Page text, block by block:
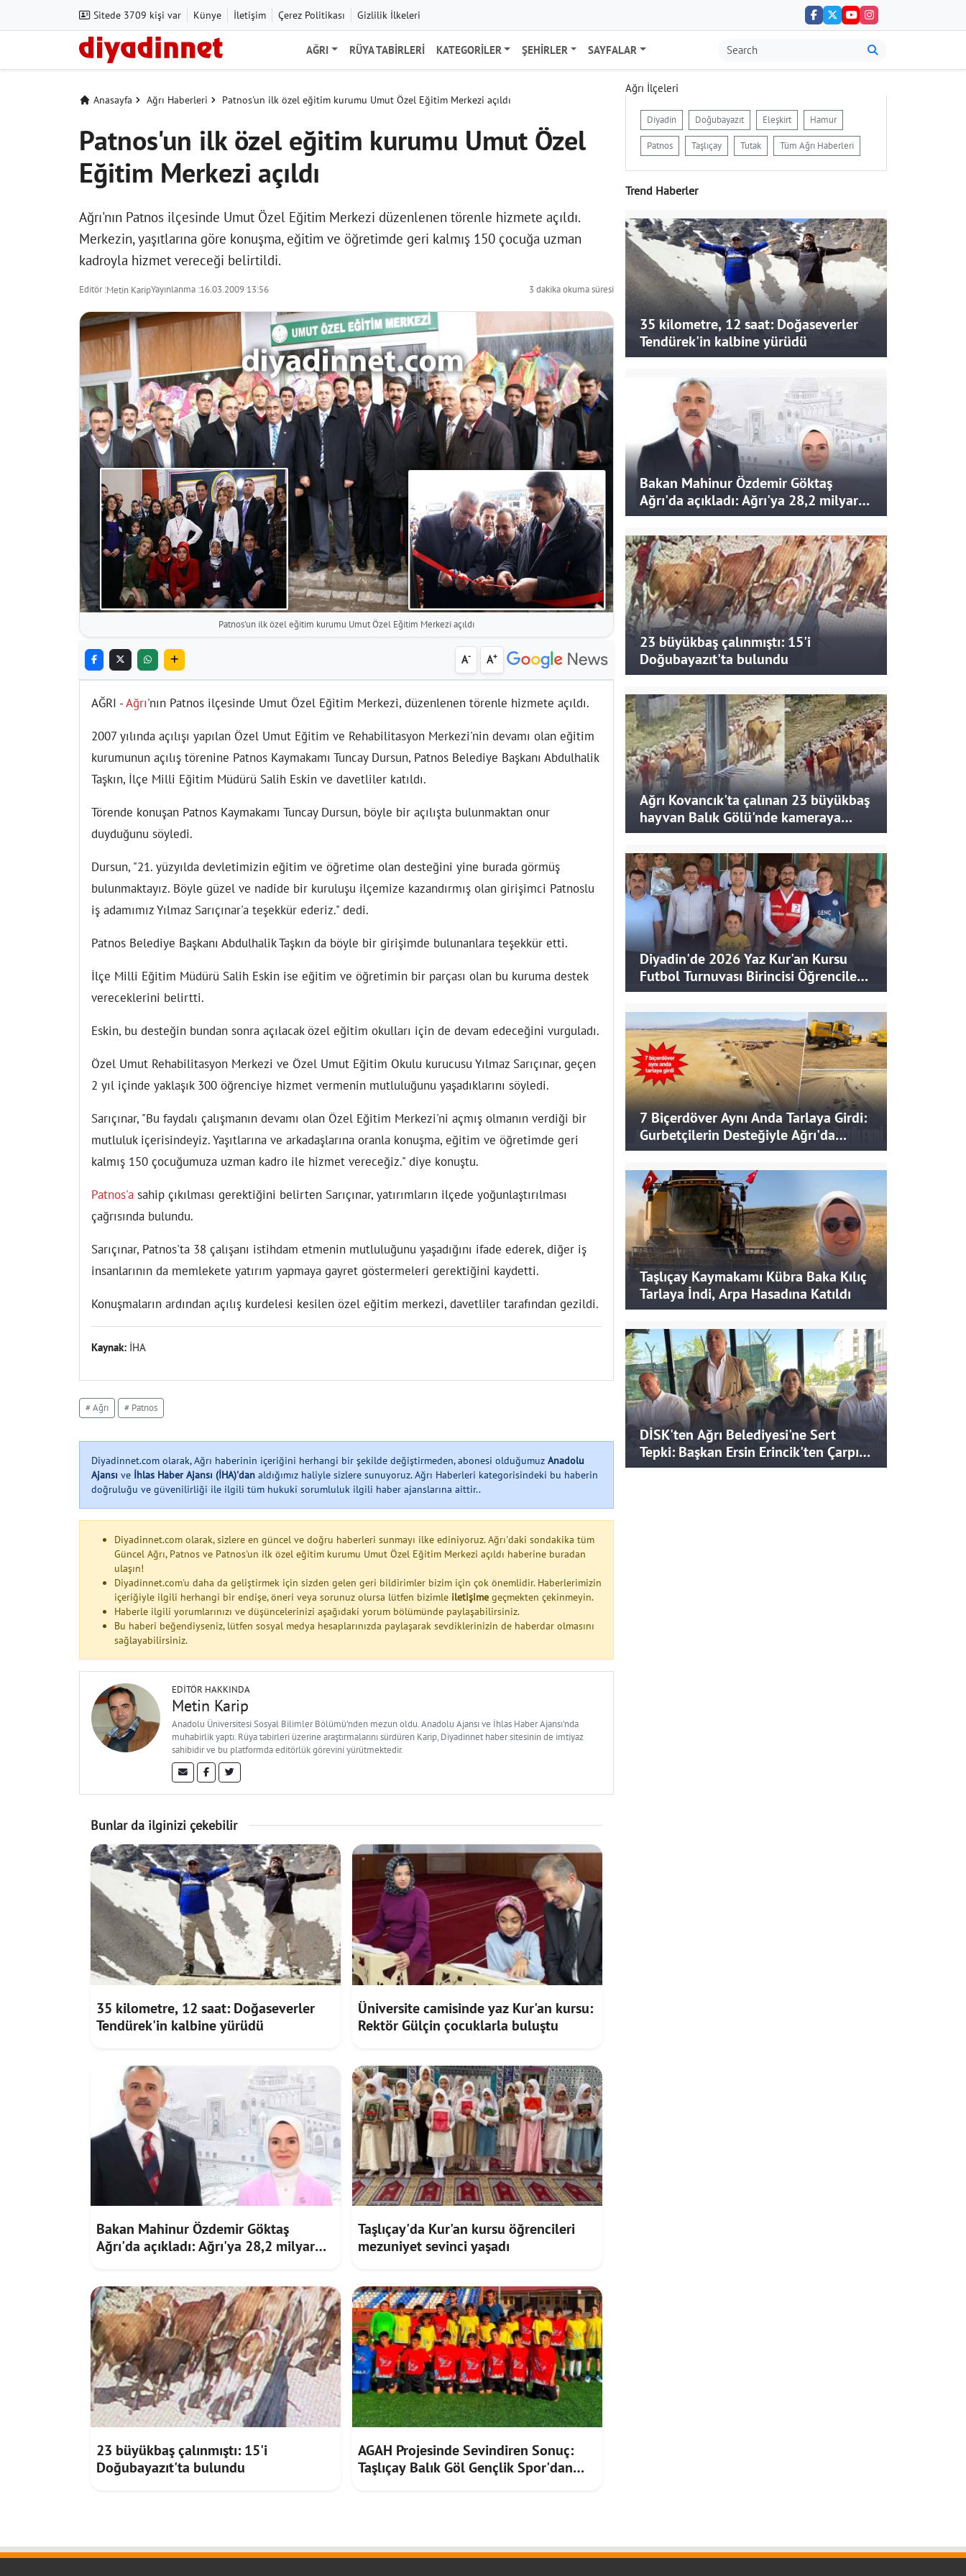
Sitede 3709 kişi var Künye İletişim Çerez Politikası Gizlilik İlkeleri
AĞRI RÜYA TABIRLERI KATEGORILER ŞEHIRLER SAYFALAR
Anasayfa Ağrı Haberleri Patnos'un ilk özel eğitim kurumu Umut Özel Eğitim Merkezi açıldı
Patnos'un ilk özel eğitim kurumu Umut Özel
Eğitim Merkezi açıldı
Ağrı'nın Patnos ilçesinde Umut Özel Eğitim Merkezi düzenlenen törenle hizmete açıldı.
Merkezin, yaşıtlarına göre konuşma, eğitim ve öğretimde geri kalmış 150 çocuğa uzman
kadroyla hizmet vereceği belirtildi.
Editör :Metin KaripYayınlanma :16.03.2009 13:56 3 dakika okuma süresi
Patnos'un ilk özel eğitim kurumu Umut Özel Eğitim Merkezi açıldı
A- A+
AĞRI -Ağrı'nın Patnos ilçesinde Umut Özel Eğitim Merkezi, düzenlenen törenle hizmete açıldı.
2007 yılında açılışı yapılan Özel Umut Eğitim ve Rehabilitasyon Merkezi'nin devamı olan eğitim
kurumunun açılış törenine Patnos Kaymakamı Tuncay Dursun, Patnos Belediye Başkanı Abdulhalik
Taşkın, İlçe Milli Eğitim Müdürü Salih Eskin ve davetliler katıldı.
Törende konuşan Patnos Kaymakamı Tuncay Dursun, böyle bir açılışta bulunmaktan onur
duyduğunu söyledi.
Dursun, "21. yüzyılda devletimizin eğitim ve öğretime olan desteğini yine burada görmüş
bulunmaktayız. Böyle güzel ve nadide bir kuruluşu ilçemize kazandırmış olan girişimci Patnoslu
iş adamımız Yılmaz Sarıçınar'a teşekkür ederiz." dedi.
Patnos Belediye Başkanı Abdulhalik Taşkın da böyle bir girişimde bulunanlara teşekkür etti.
İlçe Milli Eğitim Müdürü Salih Eskin ise eğitim ve öğretimin bir parçası olan bu kuruma destek
vereceklerini belirtti.
Eskin, bu desteğin bundan sonra açılacak özel eğitim okulları için de devam edeceğini vurguladı.
Özel Umut Rehabilitasyon Merkezi ve Özel Umut Eğitim Okulu kurucusu Yılmaz Sarıçınar, geçen
2 yıl içinde yaklaşık 300 öğrenciye hizmet vermenin mutluluğunu yaşadıklarını söyledi.
Sarıçınar, "Bu faydalı çalışmanın devamı olan Özel Eğitim Merkezi'ni açmış olmanın verdiği bir
mutluluk içerisindeyiz. Yaşıtlarına ve arkadaşlarına oranla konuşma, eğitim ve öğretimde geri
kalmış 150 çocuğumuza uzman kadro ile hizmet vereceğiz." diye konuştu.
Patnos'a sahip çıkılması gerektiğini belirten Sarıçınar, yatırımların ilçede yoğunlaştırılması
çağrısında bulundu.
Sarıçınar, Patnos'ta 38 çalışanı istihdam etmenin mutluluğunu yaşadığını ifade ederek, diğer iş
insanlarının da memlekete yatırım yapmaya gayret göstermeleri gerektiğini kaydetti.
Konuşmaların ardından açılış kurdelesi kesilen özel eğitim merkezi, davetliler tarafından gezildi.
Kaynak: İHA
# Ağrı # Patnos
Diyadinnet.com olarak, Ağrı haberinin içeriğini herhangi bir şekilde değiştirmeden, abonesi olduğumuz Anadolu
Ajansı ve İhlas Haber Ajansı (İHA)'dan aldığımız haliyle sizlere sunuyoruz. Ağrı Haberleri kategorisindeki bu haberin
doğruluğu ve güvenilirliği ile ilgili tüm hukuki sorumluluk ilgili haber ajanslarına aittir..
Diyadinnet.com olarak, sizlere en güncel ve doğru haberleri sunmayı ilke ediniyoruz. Ağrı'daki sondakika tüm
Güncel Ağrı, Patnos ve Patnos'un ilk özel eğitim kurumu Umut Özel Eğitim Merkezi açıldı haberine buradan
ulaşın!
Diyadinnet.com'u daha da geliştirmek için sizden gelen geri bildirimler bizim için çok önemlidir. Haberlerimizin
içeriğiyle ilgili herhangi bir endişe, öneri veya sorunuz olursa lütfen bizimle iletişime geçmekten çekinmeyin.
Haberle ilgili yorumlarınızı ve düşüncelerinizi aşağıdaki yorum bölümünde paylaşabilirsiniz.
Bu haberi beğendiyseniz, lütfen sosyal medya hesaplarınızda paylaşarak sevdiklerinizin de haberdar olmasını
sağlayabilirsiniz.
EDITÖR HAKKINDA
Metin Karip
Anadolu Üniversitesi Sosyal Bilimler Bölümü'nden mezun oldu. Anadolu Ajansı ve İhlas Haber Ajansı'nda
muhabirlik yaptı. Rüya tabirleri üzerine araştırmalarını sürdüren Karip, Diyadinnet haber sitesinin de imtiyaz
sahibidir ve bu platformda editörlük görevini yürütmektedir.
Bunlar da ilginizi çekebilir
35 kilometre, 12 saat: Doğaseverler
Tendürek'in kalbine yürüdü
Üniversite camisinde yaz Kur'an kursu:
Rektör Gülçin çocuklarla buluştu
Bakan Mahinur Özdemir Göktaş
Ağrı'da açıkladı: Ağrı'ya 28,2 milyar
Taşlıçay'da Kur'an kursu öğrencileri
mezuniyet sevinci yaşadı
23 büyükbaş çalınmıştı: 15'i
Doğubayazıt'ta bulundu
AGAH Projesinde Sevindiren Sonuç:
Taşlıçay Balık Göl Gençlik Spor'dan
Ağrı İlçeleri
Diyadin Doğubayazıt Eleşkirt Hamur
Patnos Taşlıçay Tutak Tüm Ağrı Haberleri
Trend Haberler
35 kilometre, 12 saat: Doğaseverler
Tendürek'in kalbine yürüdü
Bakan Mahinur Özdemir Göktaş
Ağrı'da açıkladı: Ağrı'ya 28,2 milyar
liralık yatırım ve destek sağlandı
23 büyükbaş çalınmıştı: 15'i
Doğubayazıt'ta bulundu
Ağrı Kovancık'ta çalınan 23 büyükbaş
hayvan Balık Gölü'nde kameraya
takıldı
Diyadin'de 2026 Yaz Kur'an Kursu
Futbol Turnuvası Birincisi Öğrencilere
Hediye
7 Biçerdöver Aynı Anda Tarlaya Girdi:
Gurbetçilerin Desteğiyle Ağrı'da
Bereketli Hasat
Taşlıçay Kaymakamı Kübra Baka Kılıç
Tarlaya İndi, Arpa Hasadına Katıldı
DİSK'ten Ağrı Belediyesi'ne Sert
Tepki: Başkan Ersin Erincik'ten Çarpıcı
İddialar